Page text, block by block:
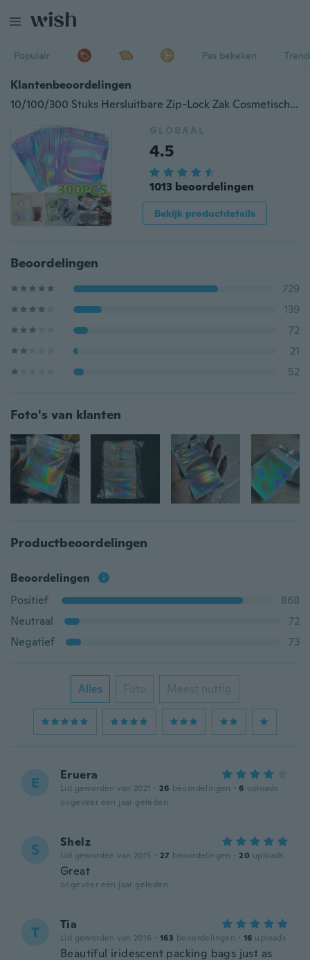
Populair Pas bekeken
Klantenbeoordelingen
10/100/300 Stuks Hersluitbare Zip-Lock Zak Cosmetische Laser Verpakking Zakken Holografische Make-up Zakjes Voedsel Opbergzakken
GLOBAAL
4.5
1013 beoordelingen
Bekijk productdetails
Beoordelingen
729
139
72
21
52
Foto's van klanten
Productbeoordelingen
Beoordelingen
Positief
868
Neutraal
72
Negatief
73
Alles Foto Meest nuttig
E Eruera
Lid geworden van 2021 · 26 beoordelingen · 6 uploads
ongeveer een jaar geleden
S Shelz
Lid geworden van 2015 · 27 beoordelingen · 20 uploads
Great
ongeveer een jaar geleden
T Tia
Lid geworden van 2016 · 163 beoordelingen · 16 uploads
Beautiful iridescent packing bags just as